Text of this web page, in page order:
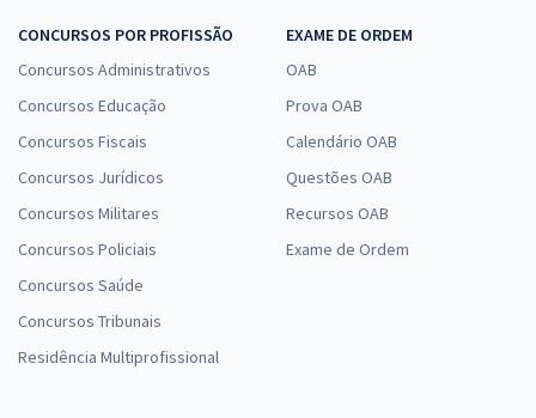
CONCURSOS POR PROFISSÃO
Concursos Administrativos
Concursos Educação
Concursos Fiscais
Concursos Jurídicos
Concursos Militares
Concursos Policiais
Concursos Saúde
Concursos Tribunais
Residência Multiprofissional
EXAME DE ORDEM
OAB
Prova OAB
Calendário OAB
Questões OAB
Recursos OAB
Exame de Ordem